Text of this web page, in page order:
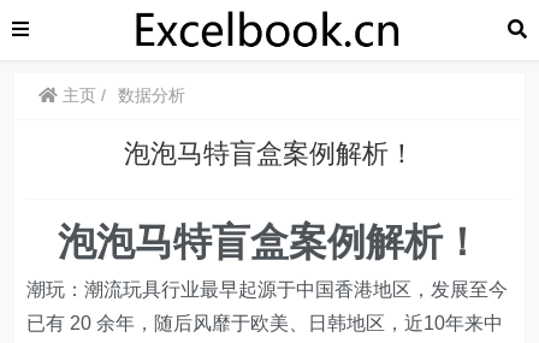
主页 数据分析
泡泡马特盲盒案例解析！
泡泡马特盲盒案例解析！
潮玩：潮流玩具行业最早起源于中国香港地区，发展至今
已有 20 余年，随后风靡于欧美、日韩地区，近10年来中